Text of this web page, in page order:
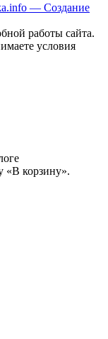
— Создание
работы сайта.
условия
«В корзину».